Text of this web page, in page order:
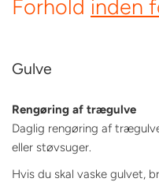
Forhold inden
Gulve
Rengøring af trægulve
Daglig rengøring af
eller støvsuger.
Hvis du skal vaske gulvet,